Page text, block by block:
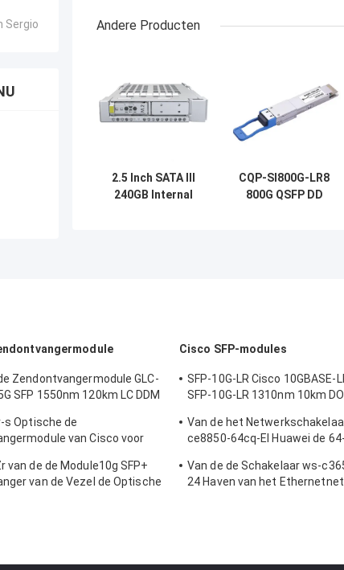
Sergio
Andere Producten
2.5 Inch SATA III
240GB Internal
CQP-SI800G-LR8
800G QSFP DD
Zendontvangermodule GLC-
SFP 1550nm 120km LC DDM
s Optische de
van Cisco voor
van de de Module10g SFP+
van de Vezel de Optische
Cisco SFP-modules
SFP-10G-LR Cisco 10GBASE-
SFP-10G-LR 1310nm 10km
Van de het
ce8850-64cq-EI Huawei de
Ventilator
Van de de Schakelaar ws-
24 Haven van het